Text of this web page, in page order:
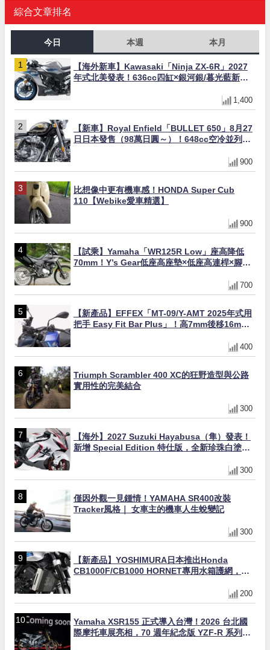
綜合文章排名
今日 本週 本月
【海外新車】Kawasaki「Ninja ZX-6R」2027
年式北美發表！636cc四缸×銀河銀/暮光藍新色
1,400
【新車】Royal Enfield「BULLET 650」8月27
日日本發售（98萬日圓～）！648cc空冷並列雙
900
比想像中更有機車感！HONDA Super Cub
110【Webike愛車精選】
900
【試乘】Yamaha「WR125R Low」座高降低
70mm！Y’s Gear低座高座墊×低座高連桿×腳踏
700
【新產品】EFFEX「MT-09/Y-AMT 2025年式用
把手 Easy Fit Bar Plus」！高7mm後移16mm
400
Triumph Scrambler 400 XC的狂野造型與公路
實用性的完美結合
300
【海外】2027 Suzuki Hayabusa（隼）發表！
新增 Special Edition 特仕版，全新珍珠白塗裝
300
僅因外觀一見鍾情！YAMAHA SR400改裝
Tracker風格｜ 女車主的機車人生蛻變記
300
【新產品】YOSHIMURA日本推出Honda
CB1000F/CB1000 HORNET專用水箱護網，六
200
Yamaha XSR155 正式導入台灣！2026 台北國
際摩托車展亮相，70 週年紀念版 YZF-R 系列限